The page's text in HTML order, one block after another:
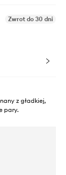
Zwrot do 30 dni
z gładkiej,
pary.